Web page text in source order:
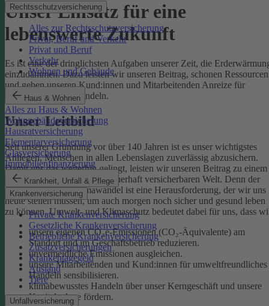
Rechtsschutzversicherung
Alles zur Rechtsschutzversicherung
Privat, Beruf und Verkehr
Privat und Beruf
Verkehr
Wohnen und Gebäude
Haus & Wohnen
Alles zu Haus & Wohnen
Wohngebäudeversicherung
Hausratversicherung
Elementarversicherung
Glasversicherung
Immobilienfinanzierung
Krankheit, Unfall & Pflege
Krankenversicherung
Private Krankenversicherung
Gesetzliche Krankenversicherung
Betriebliche Krankenversicherung
Zusatzversicherungen
Krankentagegeld
Ausland
Tiere
Unfallversicherung
Unser Einsatz für eine
lebenswerte Zukunft
Es ist eine der dringlichsten Aufgaben unserer Zeit, die
einzudämmen. Dazu leisten wir unseren Beitrag, schonen Ressourcen
und geben unseren Kund:innen und Mitarbeitenden Anreize für
umweltbewusstes Handeln.
Unser Leitbild
Seit unserer Gründung vor über 140 Jahren ist es unser wichtigstes
Anliegen, Menschen in allen Lebenslagen zuverlässig abzusichern.
Damit uns das weiterhin gelingt, leisten wir unseren Beitrag zu einem
gesunden Klima und einer dauerhaft versicherbaren Welt. Denn der
menschgemachte Klimawandel ist eine Herausforderung, der wir uns
heute stellen müssen, um auch morgen noch sicher und gesund leben
zu können.Umwelt- und Klimaschutz bedeutet dabei für uns, dass
unsere eigenen CO₂e-Emissionen (CO₂-Äquivalente) am
Standort und im Geschäftsbetrieb reduzieren.
unvermeidliche Emissionen ausgleichen.
unsere Mitarbeitenden und Kund:innen für umweltfreundliches
Handeln sensibilisieren.
klimabewusstes Handeln über unser Kerngeschäft und unsere
Kapitalanlage fördern.